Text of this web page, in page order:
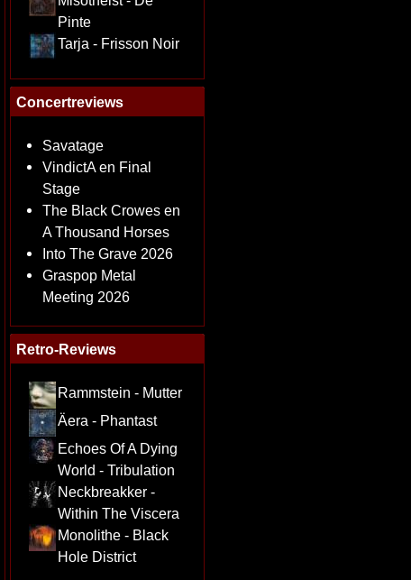
Pinte
Tarja - Frisson Noir
Concertreviews
Savatage
VindictA en Final
Stage
The Black Crowes en
A Thousand Horses
Into The Grave 2026
Graspop Metal
Meeting 2026
Retro-Reviews
Rammstein - Mutter
Äera - Phantast
Echoes Of A Dying
World - Tribulation
Neckbreakker -
Within The Viscera
Monolithe - Black
Hole District